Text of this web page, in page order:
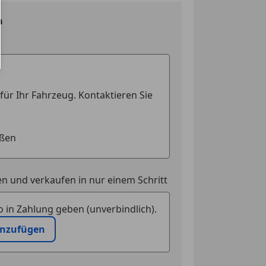
und verkaufen in nur einem Schritt
in Zahlung geben (unverbindlich).